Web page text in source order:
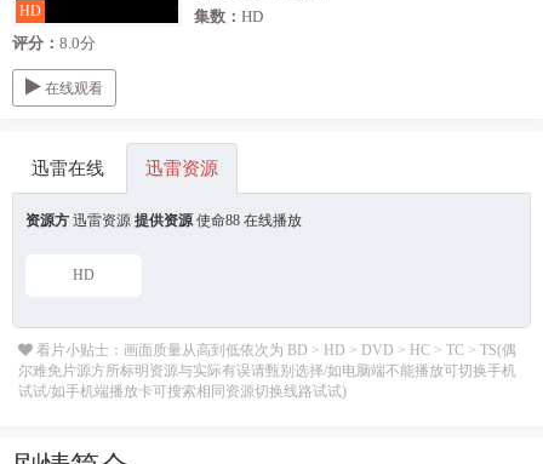
HD
集数： HD
评分： 8.0分
在线观看
迅雷在线 迅雷资源
资源方 迅雷资源 提供资源使命88 在线播放
HD
看片小贴士：画面质量从高到低依次为 BD > HD > DVD > HC > TC > TS(偶
尔难免片源方所标明资源与实际有误请甄别选择/如电脑端不能播放可切换手机
试试/如手机端播放卡可搜索相同资源切换线路试试)